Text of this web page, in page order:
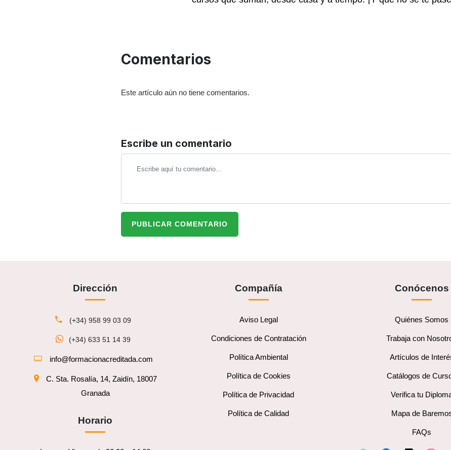
Comentarios
Este artículo aún no tiene comentarios.
Escribe un comentario
PUBLICAR COMENTARIO
Dirección
(+34) 958 99 03 09
(+34) 633 51 14 39
info@formacionacreditada.com
C. Sta. Rosalía, 14, Zaidín, 18007
Granada
Horario
Compañía
Aviso Legal
Condiciones de Contratación
Política Ambiental
Política de Cookies
Política de Privacidad
Política de Calidad
Conócenos
Quiénes Somos
Trabaja con
Artículos de
Catálogos de
Verifica tu
Mapa de
FAQs